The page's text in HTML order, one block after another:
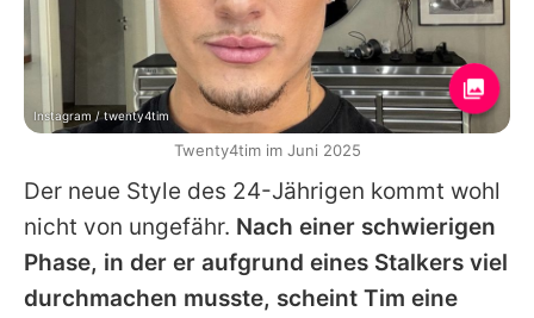
Der neue Style des 24-Jährigen kommt wohl
nicht von ungefähr. Nach einer schwierigen
Phase, in der er aufgrund eines Stalkers viel
durchmachen musste, scheint Tim eine
Instagram / twenty4tim
Twenty4tim im Juni 2025